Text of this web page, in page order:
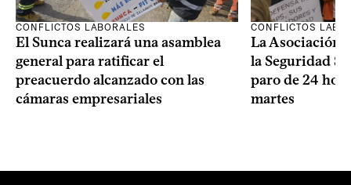
CONFLICTOS LABORALES
El Sunca realizará una asamblea
general para ratificar el
preacuerdo alcanzado con las
cámaras empresariales
CONFLICTOS
La Asociación
la Seguridad
paro de 24
martes